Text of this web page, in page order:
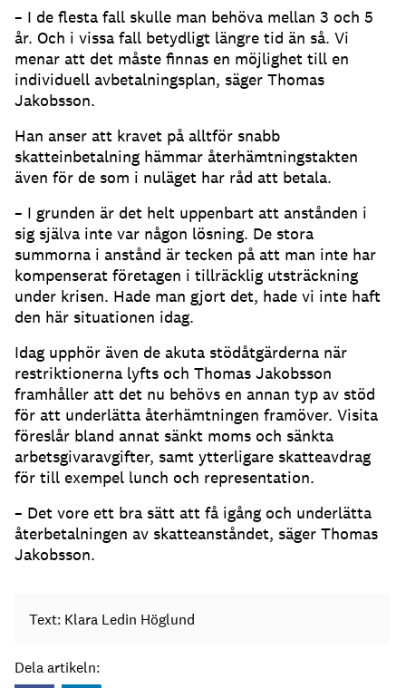
– I de flesta fall skulle man behöva mellan 3 och 5
år. Och i vissa fall betydligt längre tid än så. Vi
menar att det måste finnas en möjlighet till en
individuell avbetalningsplan, säger Thomas
Jakobsson.
Han anser att kravet på alltför snabb
skatteinbetalning hämmar återhämtningstakten
även för de som i nuläget har råd att betala.
– I grunden är det helt uppenbart att anstånden i
sig själva inte var någon lösning. De stora
summorna i anstånd är tecken på att man inte har
kompenserat företagen i tillräcklig utsträckning
under krisen. Hade man gjort det, hade vi inte haft
den här situationen idag.
Idag upphör även de akuta stödåtgärderna när
restriktionerna lyfts och Thomas Jakobsson
framhåller att det nu behövs en annan typ av stöd
för att underlätta återhämtningen framöver. Visita
föreslår bland annat sänkt moms och sänkta
arbetsgivaravgifter, samt ytterligare skatteavdrag
för till exempel lunch och representation.
– Det vore ett bra sätt att få igång och underlätta
återbetalningen av skatteanståndet, säger Thomas
Jakobsson.
Text: Klara Ledin Höglund
Dela artikeln: